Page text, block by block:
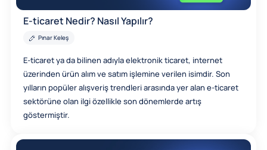
E-ticaret Nedir? Nasıl Yapılır?
Pınar Keleş
E-ticaret ya da bilinen adıyla elektronik ticaret, internet
üzerinden ürün alım ve satım işlemine verilen isimdir. Son
yılların popüler alışveriş trendleri arasında yer alan e-ticaret
sektörüne olan ilgi özellikle son dönemlerde artış
göstermiştir.